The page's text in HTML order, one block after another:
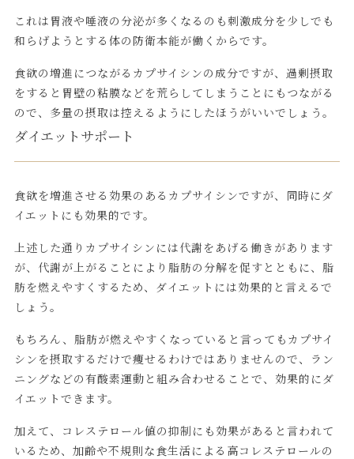
これは胃液や唾液の分泌が多くなるのも刺激成分を少しでも
和らげようとする体の防衛本能が働くからです。
食欲の増進につながるカプサイシンの成分ですが、過剰摂取
をすると胃壁の粘膜などを荒らしてしまうことにもつながる
ので、多量の摂取は控えるようにしたほうがいいでしょう。
ダイエットサポート
食欲を増進させる効果のあるカプサイシンですが、同時にダ
イエットにも効果的です。
上述した通りカプサイシンには代謝をあげる働きがあります
が、代謝が上がることにより脂肪の分解を促すとともに、脂
肪を燃えやすくするため、ダイエットには効果的と言えるで
しょう。
もちろん、脂肪が燃えやすくなっていると言ってもカプサイ
シンを摂取するだけで痩せるわけではありませんので、ラン
ニングなどの有酸素運動と組み合わせることで、効果的にダ
イエットできます。
加えて、コレステロール値の抑制にも効果があると言われて
いるため、加齢や不規則な食生活による高コレステロールの